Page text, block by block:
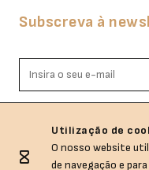
Subscreva à
Utilização de
O nosso website
de navegação e